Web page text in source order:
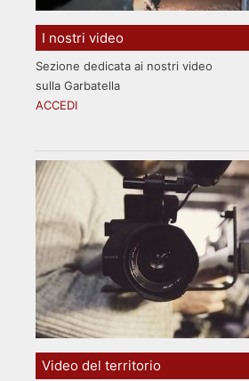
I nostri video
Sezione dedicata ai nostri video
sulla Garbatella
ACCEDI
Video del territorio